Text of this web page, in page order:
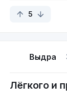
5
Выдра
Лёгкого и